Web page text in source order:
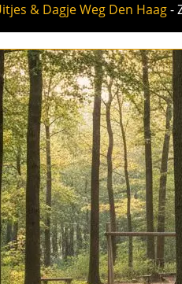
& Dagje Weg Den Haag-